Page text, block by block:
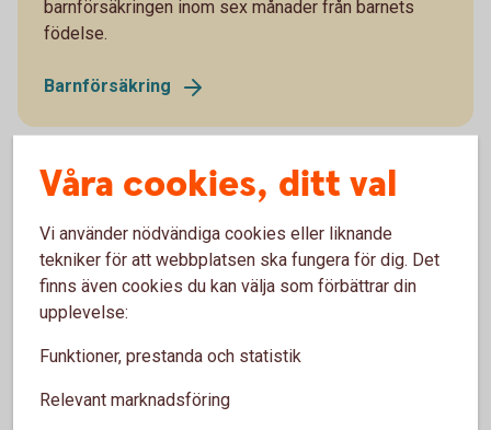
barnförsäkringen inom sex månader från barnets
födelse.
Barnförsäkring
Produktfakta
Våra cookies, ditt val
Vi använder nödvändiga cookies eller liknande
tekniker för att webbplatsen ska fungera för dig. Det
finns även cookies du kan välja som förbättrar din
upplevelse:
Funktioner, prestanda och statistik
Relevant marknadsföring